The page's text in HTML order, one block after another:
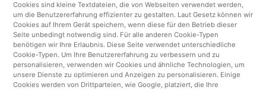
Finnland
Vereinigtes Königreich
Türkei
Cookies sind kleine Textdateien, die von Webseiten verwendet werden,
um die Benutzererfahrung effizienter zu gestalten. Laut Gesetz können wir
Cookies auf Ihrem Gerät speichern, wenn diese für den Betrieb dieser
Seite unbedingt notwendig sind. Für alle anderen Cookie-Typen
benötigen wir Ihre Erlaubnis. Diese Seite verwendet unterschiedliche
Cookie-Typen. Um Ihre Benutzererfahrung zu verbessern und zu
personalisieren, verwenden wir Cookies und ähnliche Technologien, um
unsere Dienste zu optimieren und Anzeigen zu personalisieren. Einige
Cookies werden von Drittparteien, wie Google, platziert, die Ihre